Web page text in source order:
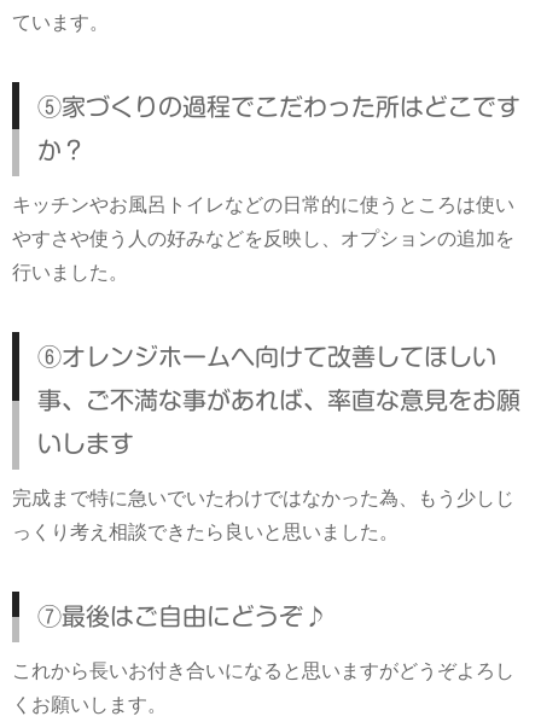
ています。
⑤家づくりの過程でこだわった所はどこです
か？
キッチンやお風呂トイレなどの日常的に使うところは使い
やすさや使う人の好みなどを反映し、オプションの追加を
行いました。
⑥オレンジホームへ向けて改善してほしい
事、ご不満な事があれば、率直な意見をお願
いします
完成まで特に急いでいたわけではなかった為、もう少しじ
っくり考え相談できたら良いと思いました。
⑦最後はご自由にどうぞ♪
これから長いお付き合いになると思いますがどうぞよろし
くお願いします。